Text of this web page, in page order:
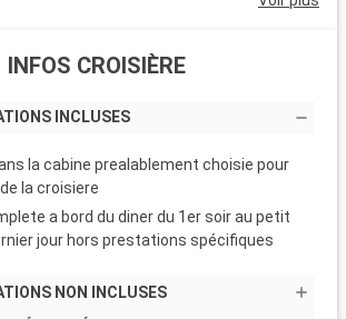
INFOS CROISIÈRE
INCLUSES
la cabine prealablement choisie pour
la croisiere
a bord du diner du 1er soir au petit
jour hors prestations spécifiques
NON INCLUSES